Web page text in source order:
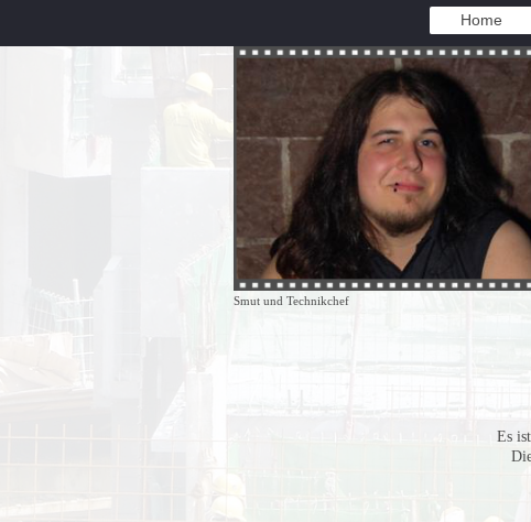
Home
Smut und Technikchef
Herzlich
Es